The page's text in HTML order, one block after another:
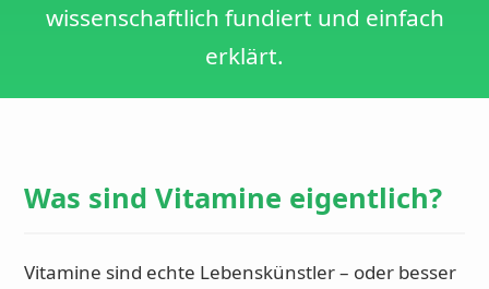
wissenschaftlich fundiert und einfach
erklärt.
Was sind Vitamine eigentlich?
Vitamine sind echte Lebenskünstler – oder besser